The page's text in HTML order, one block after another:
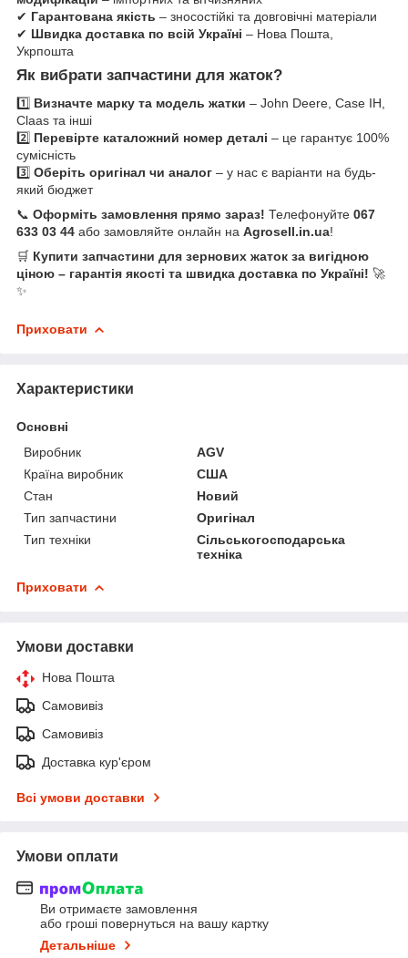
✔ Гарантована якість – зносостійкі та довговічні матеріали
✔ Швидка доставка по всій Україні – Нова Пошта,
Укрпошта
Як вибрати запчастини для жаток?
1️⃣ Визначте марку та модель жатки – John Deere, Case IH,
Claas та інші
2️⃣ Перевірте каталожний номер деталі – це гарантує 100%
сумісність
3️⃣ Оберіть оригінал чи аналог – у нас є варіанти на будь-
який бюджет
📞 Оформіть замовлення прямо зараз! Телефонуйте 067
633 03 44 або замовляйте онлайн на Agrosell.in.ua!
🛒 Купити запчастини для зернових жаток за вигідною
ціною – гарантія якості та швидка доставка по Україні! 🚀
✨
Приховати
Характеристики
Основні
Виробник
AGV
Країна виробник
США
Стан
Новий
Тип запчастини
Оригінал
Тип техніки
Сільськогосподарська
техніка
Приховати
Умови доставки
Нова Пошта
Самовивіз
Самовивіз
Доставка кур'єром
Всі умови доставки
Умови оплати
Ви отримаєте замовлення
або гроші повернуться на вашу картку
Детальніше